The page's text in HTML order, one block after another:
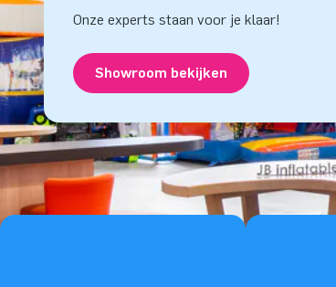
Onze experts staan voor je klaar!
Showroom bekijken